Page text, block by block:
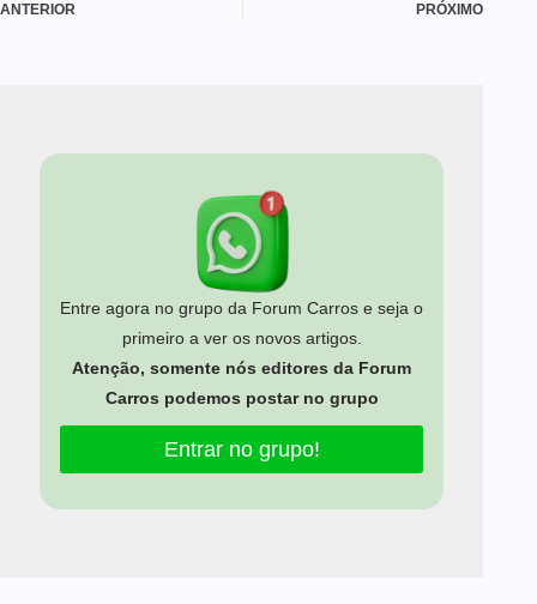
ANTERIOR PRÓXIMO
Entre agora no grupo da Forum Carros e seja o
primeiro a ver os novos artigos.
Atenção, somente nós editores da Forum
Carros podemos postar no grupo
Entrar no grupo!